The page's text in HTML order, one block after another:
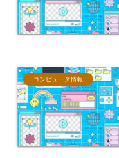
コンピュータ情報